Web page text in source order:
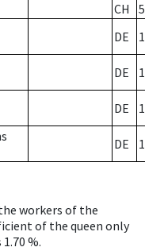
CH
DE
DE
DE
DE
workers of the
of the queen only
%.